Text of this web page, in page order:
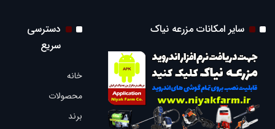
سایر امکانات مزرعه نیاک
دسترسی
سریع
خانه
محصولات
برند